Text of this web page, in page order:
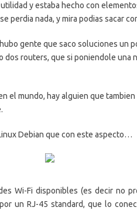
y estaba hecho con
perdia nada, y mira podias sacar
gente que saco soluciones un
routers, que si poniendole una
el mundo, hay alguien que
Debian que con este aspecto…
Wi-Fi disponibles (es decir no
un RJ-45 standard, que lo